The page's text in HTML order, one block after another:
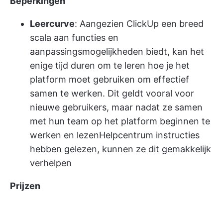
Leercurve: Aangezien ClickUp een breed
scala aan functies en
aanpassingsmogelijkheden biedt, kan het
enige tijd duren om te leren hoe je het
platform moet gebruiken om effectief
samen te werken. Dit geldt vooral voor
nieuwe gebruikers, maar nadat ze samen
met hun team op het platform beginnen te
werken en lezenHelpcentrum instructies
hebben gelezen, kunnen ze dit gemakkelijk
verhelpen
Prijzen